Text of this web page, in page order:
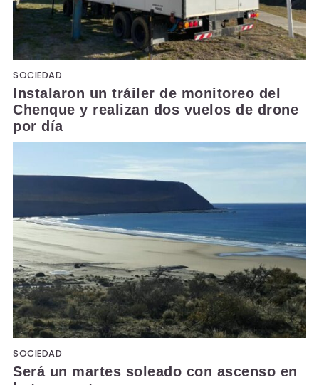
SOCIEDAD
Instalaron un tráiler de monitoreo del
Chenque y realizan dos vuelos de drone
por día
SOCIEDAD
Será un martes soleado con ascenso en